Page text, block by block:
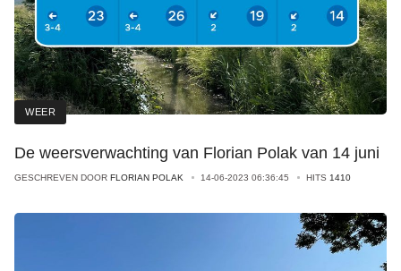
WEER
De weersverwachting van Florian Polak van 14 juni
GESCHREVEN DOOR FLORIAN POLAK 14-06-2023 06:36:45 HITS 1410